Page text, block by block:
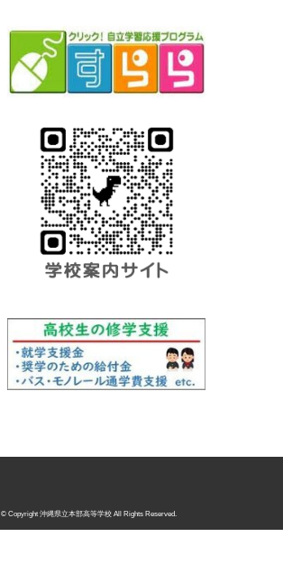
© Copyright 沖縄県立本部高等学校 All Rights Reserved.